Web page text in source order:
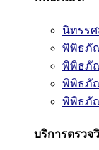
นิทรร
พิพิธภั
พิพิธภั
พิพิธภั
พิพิธภั
บริการตรวจ